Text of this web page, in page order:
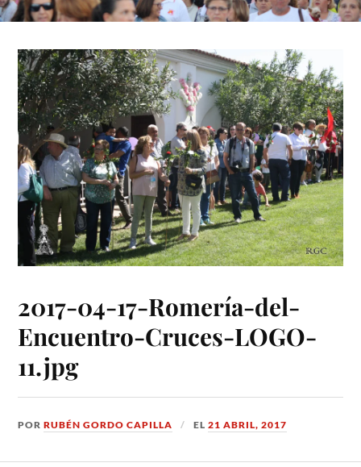
2017-04-17-Romería-del-
Encuentro-Cruces-LOGO-
11.jpg
PORRUBÉN GORDO CAPILLA EL21 ABRIL, 2017